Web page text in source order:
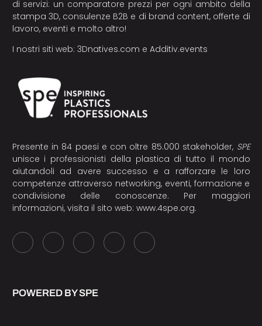
di servizi: un comparatore prezzi per ogni ambito della
stampa 3D, consulenze B2B e di brand content, offerte di
lavoro, eventi e molto altro!
I nostri siti web: 3Dnatives.com e Additiv.events
Presente in 84 paesi e con oltre 85.000 stakeholder, SPE
unisce i professionisti della plastica di tutto il mondo
aiutandoli ad avere successo e a rafforzare le loro
competenze attraverso networking, eventi, formazione e
condivisione delle conoscenze. Per maggiori
informazioni, visita il sito web: www.4spe.org.
POWERED BY SPE